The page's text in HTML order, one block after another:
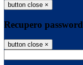
button close ×
Recupero password
button close ×